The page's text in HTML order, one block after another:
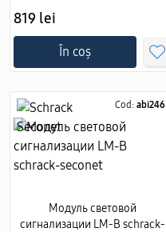
819 lei
În coș
Cod: abi246
Модуль световой
сигнализации LM-B schrack-